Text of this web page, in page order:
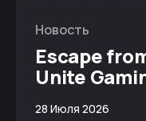
Новость
Escape
Unite
28 Июля 2026